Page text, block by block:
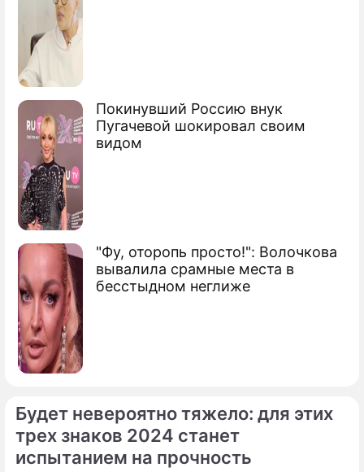
Покинувший Россию внук
Пугачевой шокировал своим
видом
"Фу, оторопь просто!": Волочкова
вывалила срамные места в
бесстыдном неглиже
Будет невероятно тяжело: для этих
трех знаков 2024 станет
испытанием на прочность